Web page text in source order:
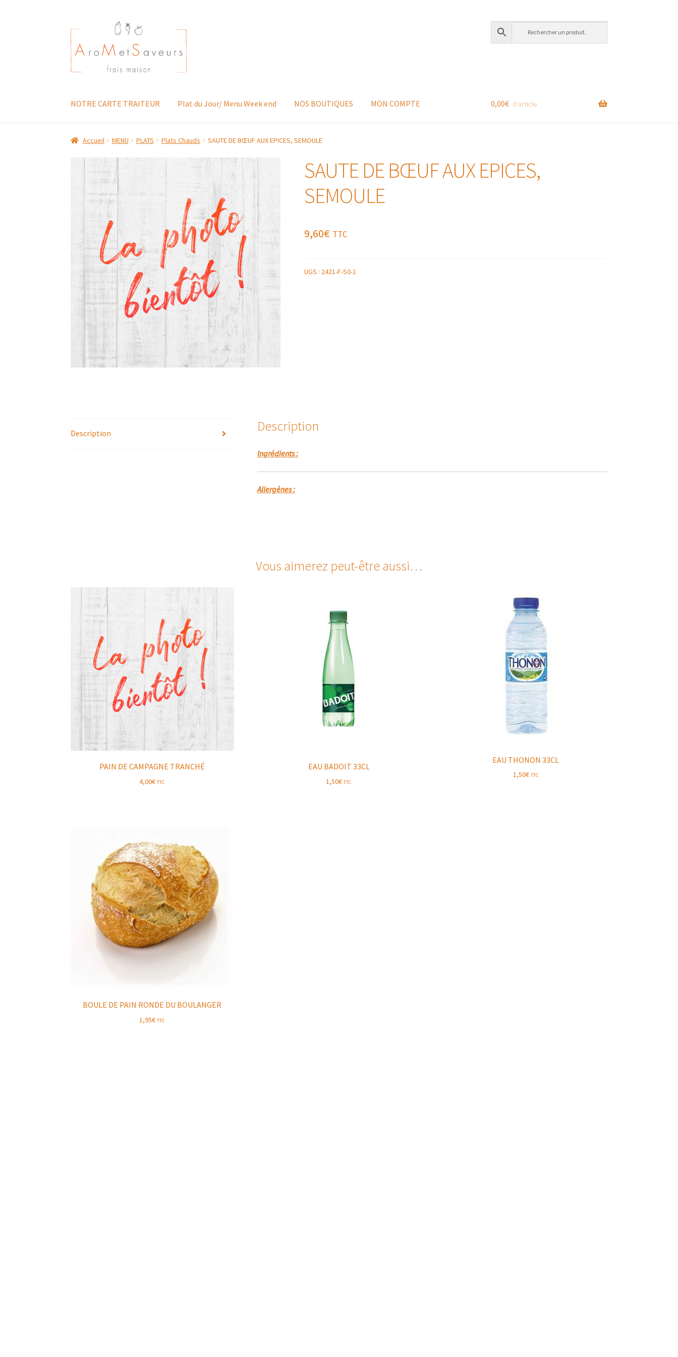
Aller
à
la
navigation
Aller
au
contenu
NOTRE CARTE TRAITEUR Plat du Jour/ Menu Week end NOS BOUTIQUES MON COMPTE 0,00€ 0 article
Accueil MENU PLATS Plats Chauds SAUTE DE BŒUF AUX EPICES, SEMOULE
SAUTE DE BŒUF AUX EPICES,
SEMOULE
9,60€ TTC
UGS : 2421-F-S0-1
Description Description
Ingrédients :
Allergènes :
Vous aimerez peut-être aussi…
PAIN DE CAMPAGNE TRANCHÉ
4,00€ TTC
EAU BADOIT 33CL
1,50€ TTC
EAU THONON 33CL
1,50€ TTC
BOULE DE PAIN RONDE DU BOULANGER
1,95€ TTC